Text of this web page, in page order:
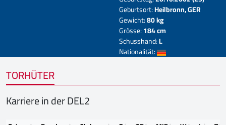
Geburtsort:Heilbronn, GER
Gewicht:80 kg
Grösse:184 cm
Schusshand:L
Nationalität:
TORHÜTER
Karriere in der DEL2